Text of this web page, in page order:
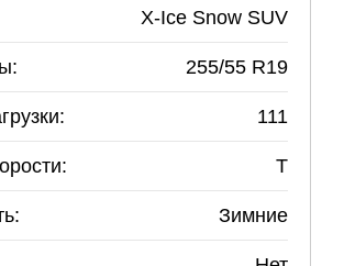
X-Ice Snow SUV
255/55 R19
111
T
Зимние